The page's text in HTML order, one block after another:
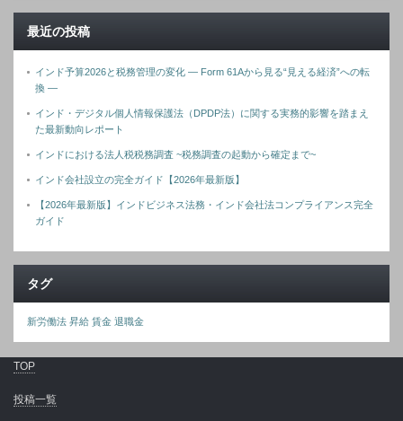
最近の投稿
インド予算2026と税務管理の変化 ― Form 61Aから見る“見える経済”への転
換 ―
インド・デジタル個人情報保護法（DPDP法）に関する実務的影響を踏まえ
た最新動向レポート
インドにおける法人税税務調査 ~税務調査の起動から確定まで~
インド会社設立の完全ガイド【2026年最新版】
【2026年最新版】インドビジネス法務・インド会社法コンプライアンス完全
ガイド
タグ
新労働法 昇給 賃金 退職金
TOP
投稿一覧